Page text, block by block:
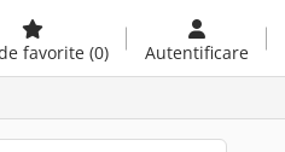
favorite (0) Autentificare